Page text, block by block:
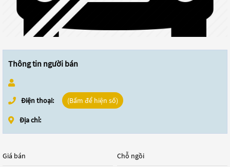
Thông tin người bán
Điện thoại: (Bấm để hiện số)
Địa chỉ:
Giá bán Chỗ ngồi